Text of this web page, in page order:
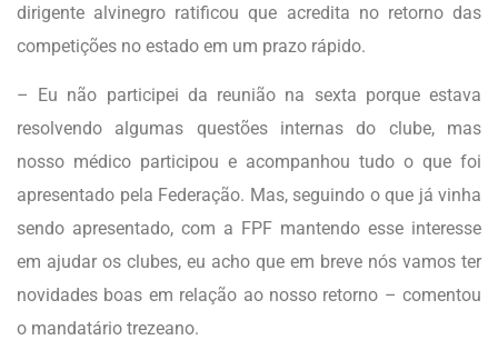
dirigente alvinegro ratificou que acredita no retorno das
competições no estado em um prazo rápido.
– Eu não participei da reunião na sexta porque estava
resolvendo algumas questões internas do clube, mas
nosso médico participou e acompanhou tudo o que foi
apresentado pela Federação. Mas, seguindo o que já vinha
sendo apresentado, com a FPF mantendo esse interesse
em ajudar os clubes, eu acho que em breve nós vamos ter
novidades boas em relação ao nosso retorno – comentou
o mandatário trezeano.